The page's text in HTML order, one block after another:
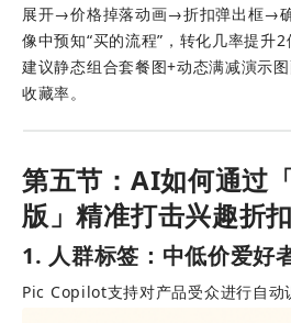
展开→价格掉落动画→折扣弹出框→
像中预知“买的流程”，转化几率提升2
建议静态组合套餐图+动态满减演示
收藏率。
第五节：AI如何通过
版」精准打击兴趣折
1. 人群标签：中低价爱好
Pic Copilot支持对产品受众进行自动